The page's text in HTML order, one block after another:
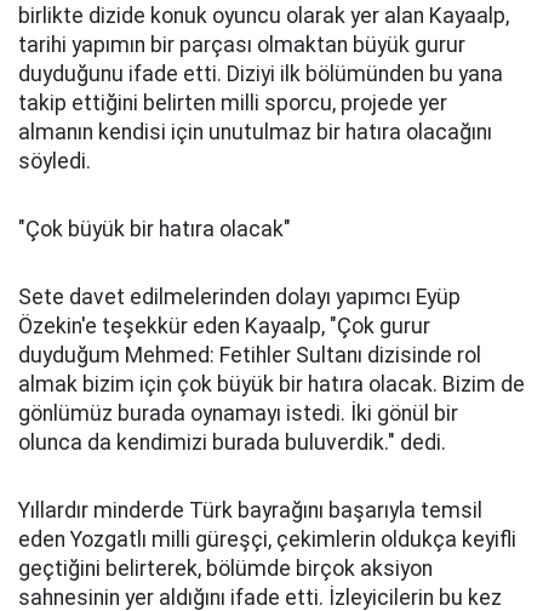
birlikte dizide konuk oyuncu olarak yer alan Kayaalp,
tarihi yapımın bir parçası olmaktan büyük gurur
duyduğunu ifade etti. Diziyi ilk bölümünden bu yana
takip ettiğini belirten milli sporcu, projede yer
almanın kendisi için unutulmaz bir hatıra olacağını
söyledi.
"Çok büyük bir hatıra olacak"
Sete davet edilmelerinden dolayı yapımcı Eyüp
Özekin'e teşekkür eden Kayaalp, "Çok gurur
duyduğum Mehmed: Fetihler Sultanı dizisinde rol
almak bizim için çok büyük bir hatıra olacak. Bizim de
gönlümüz burada oynamayı istedi. İki gönül bir
olunca da kendimizi burada buluverdik." dedi.
Yıllardır minderde Türk bayrağını başarıyla temsil
eden Yozgatlı milli güreşçi, çekimlerin oldukça keyifli
geçtiğini belirterek, bölümde birçok aksiyon
sahnesinin yer aldığını ifade etti. İzleyicilerin bu kez